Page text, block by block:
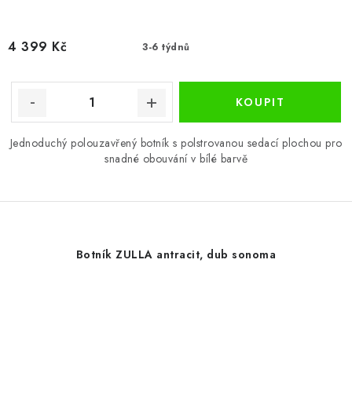
3-6 týdnů
4 399 Kč
Jednoduchý polouzavřený botník s polstrovanou sedací plochou pro
snadné obouvání v bílé barvě
Botník ZULLA antracit, dub sonoma